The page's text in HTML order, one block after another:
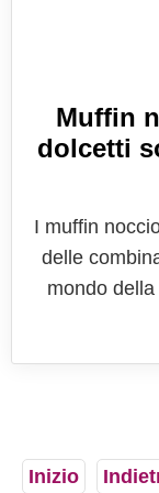
Muffin
dolcetti
I muffin
delle
mondo
Questi
rotondità e il
Inizio